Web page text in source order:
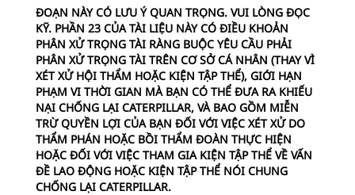
ĐOẠN NÀY CÓ LƯU Ý QUAN TRỌNG. VUI LÒNG ĐỌC
KỸ. PHẦN 23 CỦA TÀI LIỆU NÀY CÓ ĐIỀU KHOẢN
PHÂN XỬ TRỌNG TÀI RÀNG BUỘC YÊU CẦU PHẢI
PHÂN XỬ TRỌNG TÀI TRÊN CƠ SỞ CÁ NHÂN (THAY VÌ
XÉT XỬ HỘI THẨM HOẶC KIỆN TẬP THỂ), GIỚI HẠN
PHẠM VI THỜI GIAN MÀ BẠN CÓ THỂ ĐƯA RA KHIẾU
NẠI CHỐNG LẠI CATERPILLAR, VÀ BAO GỒM MIỄN
TRỪ QUYỀN LỢI CỦA BẠN ĐỐI VỚI VIỆC XÉT XỬ DO
THẨM PHÁN HOẶC BỒI THẨM ĐOÀN THỰC HIỆN
HOẶC ĐỐI VỚI VIỆC THAM GIA KIỆN TẬP THỂ VỀ VẤN
ĐỀ LAO ĐỘNG HOẶC KIỆN TẬP THỂ NÓI CHUNG
CHỐNG LẠI CATERPILLAR.